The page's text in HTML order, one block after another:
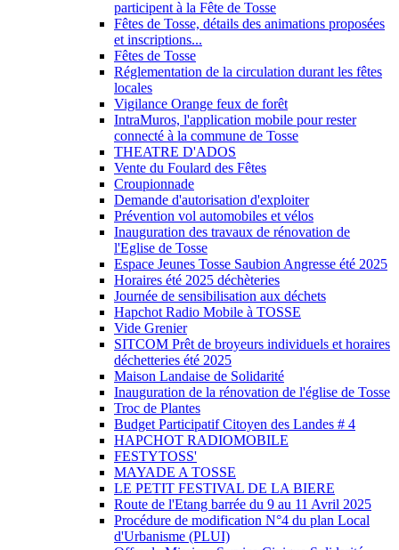
participent à la Fête de Tosse
Fêtes de Tosse, détails des animations proposées
et inscriptions...
Fêtes de Tosse
Réglementation de la circulation durant les fêtes
locales
Vigilance Orange feux de forêt
IntraMuros, l'application mobile pour rester
connecté à la commune de Tosse
THEATRE D'ADOS
Vente du Foulard des Fêtes
Croupionnade
Demande d'autorisation d'exploiter
Prévention vol automobiles et vélos
Inauguration des travaux de rénovation de
l'Eglise de Tosse
Espace Jeunes Tosse Saubion Angresse été 2025
Horaires été 2025 déchèteries
Journée de sensibilisation aux déchets
Hapchot Radio Mobile à TOSSE
Vide Grenier
SITCOM Prêt de broyeurs individuels et horaires
déchetteries été 2025
Maison Landaise de Solidarité
Inauguration de la rénovation de l'église de Tosse
Troc de Plantes
Budget Participatif Citoyen des Landes # 4
HAPCHOT RADIOMOBILE
FESTYTOSS'
MAYADE A TOSSE
LE PETIT FESTIVAL DE LA BIERE
Route de l'Etang barrée du 9 au 11 Avril 2025
Procédure de modification N°4 du plan Local
d'Urbanisme (PLUI)